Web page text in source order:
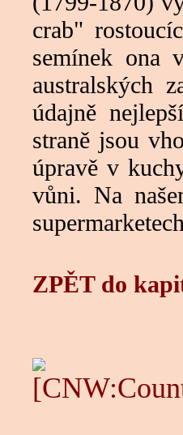
crab"
semínek ona
australských
údajně
straně jsou
úpravě v
vůni. Na
ZPĚT do